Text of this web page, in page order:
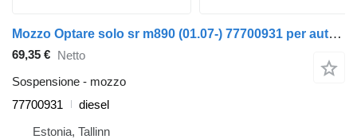
Mozzo Optare solo sr m890 (01.07-) 77700931 per autobus Optare Solo Sr, Tempo, Versa, Olymus, Toro (2004-)
69,35 € Netto
Sospensione - mozzo
77700931
diesel
Estonia, Tallinn